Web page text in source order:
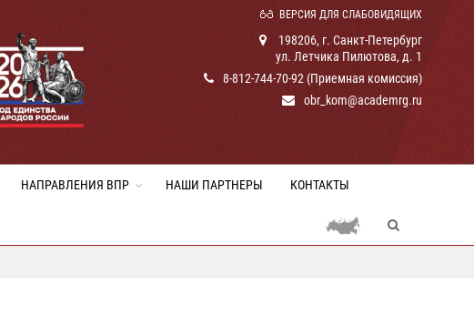
ВЕРСИЯ ДЛЯ СЛАБОВИДЯЩИХ
198206, г. Санкт-Петербург
ул. Летчика Пилютова, д. 1
8-812-744-70-92 (Приемная комиссия)
obr_kom@academrg.ru
НАПРАВЛЕНИЯ ВПР НАШИ ПАРТНЕРЫ КОНТАКТЫ